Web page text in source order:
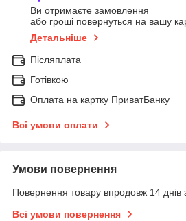
Ви отримаєте замовлення
або гроші повернуться на вашу
Детальніше
Післяплата
Готівкою
Оплата на картку ПриватБанку
Всі умови оплати
Умови повернення
Повернення товару впродовж 14 днів
Всі умови повернення